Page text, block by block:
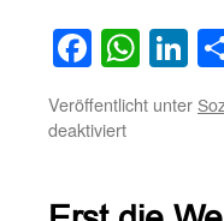
Veröffentlicht unter
deaktiviertfür
der